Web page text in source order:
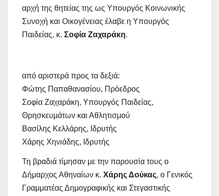
αρχή της θητείας της ως Υπουργός Κοινωνικής
Συνοχή και Οικογένειας έλαβε η Υπουργός
Παιδείας, κ. Σοφία Ζαχαράκη.
από αριστερά προς τα δεξιά:
Φώτης Παπαθανασίου, Πρόεδρος
Σοφία Ζαχαράκη, Υπουργός Παιδείας,
Θρησκευμάτων και Αθλητισμού
Βασίλης Κελλάρης, Ιδρυτής
Χάρης Χηνιάδης, Ιδρυτής
Τη βραδιά τίμησαν με την παρουσία τους ο
Δήμαρχος Αθηναίων κ. Χάρης Δούκας, ο Γενικός
Γραμματέας Δημογραφικής και Στεγαστικής